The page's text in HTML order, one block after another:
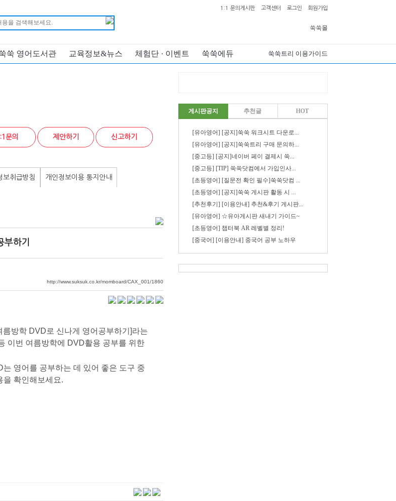
1:1 문의게시판 고객센터 로그인 회원가입
쑥쑥몰
쑥 영어도서관 교육정보&뉴스 체험단 · 이벤트 쑥쑥에듀 쑥쑥트리 이용가이드
문의 제안하기 신고하기
보취급방침 개인정보이용 통지안내
하기
http://www.suksuk.co.kr/momboard/CAX_001/1860
방학 DVD로 신나게 영어공부하기]라는
이번 여름방학에 DVD활용 공부를 위한
영어를 공부하는 데 있어 좋은 도구 중
을 확인해보세요.
게시판공지 추천글 HOT
[유아영어] [공지]쑥쑥 워크시트 다운로...
[유아영어] [공지]쑥쑥트리 구매 문의하...
[중고등] [공지]네이버 페이 결제시 쑥...
[중고등] [TIP] 쑥쑥닷컴에서 가입인사...
[초등영어] [질문전 확인 필수]쑥쑥닷컴 ...
[초등영어] [공지]쑥쑥 게시판 활동 시 ...
[추천후기] [이용안내] 추천&후기 게시판...
[유아영어] ☆유아게시판 새내기 가이드~
[초등영어] 챕터북 AR 레벨별 정리!
[중국어] [이용안내] 중국어 공부 노하우